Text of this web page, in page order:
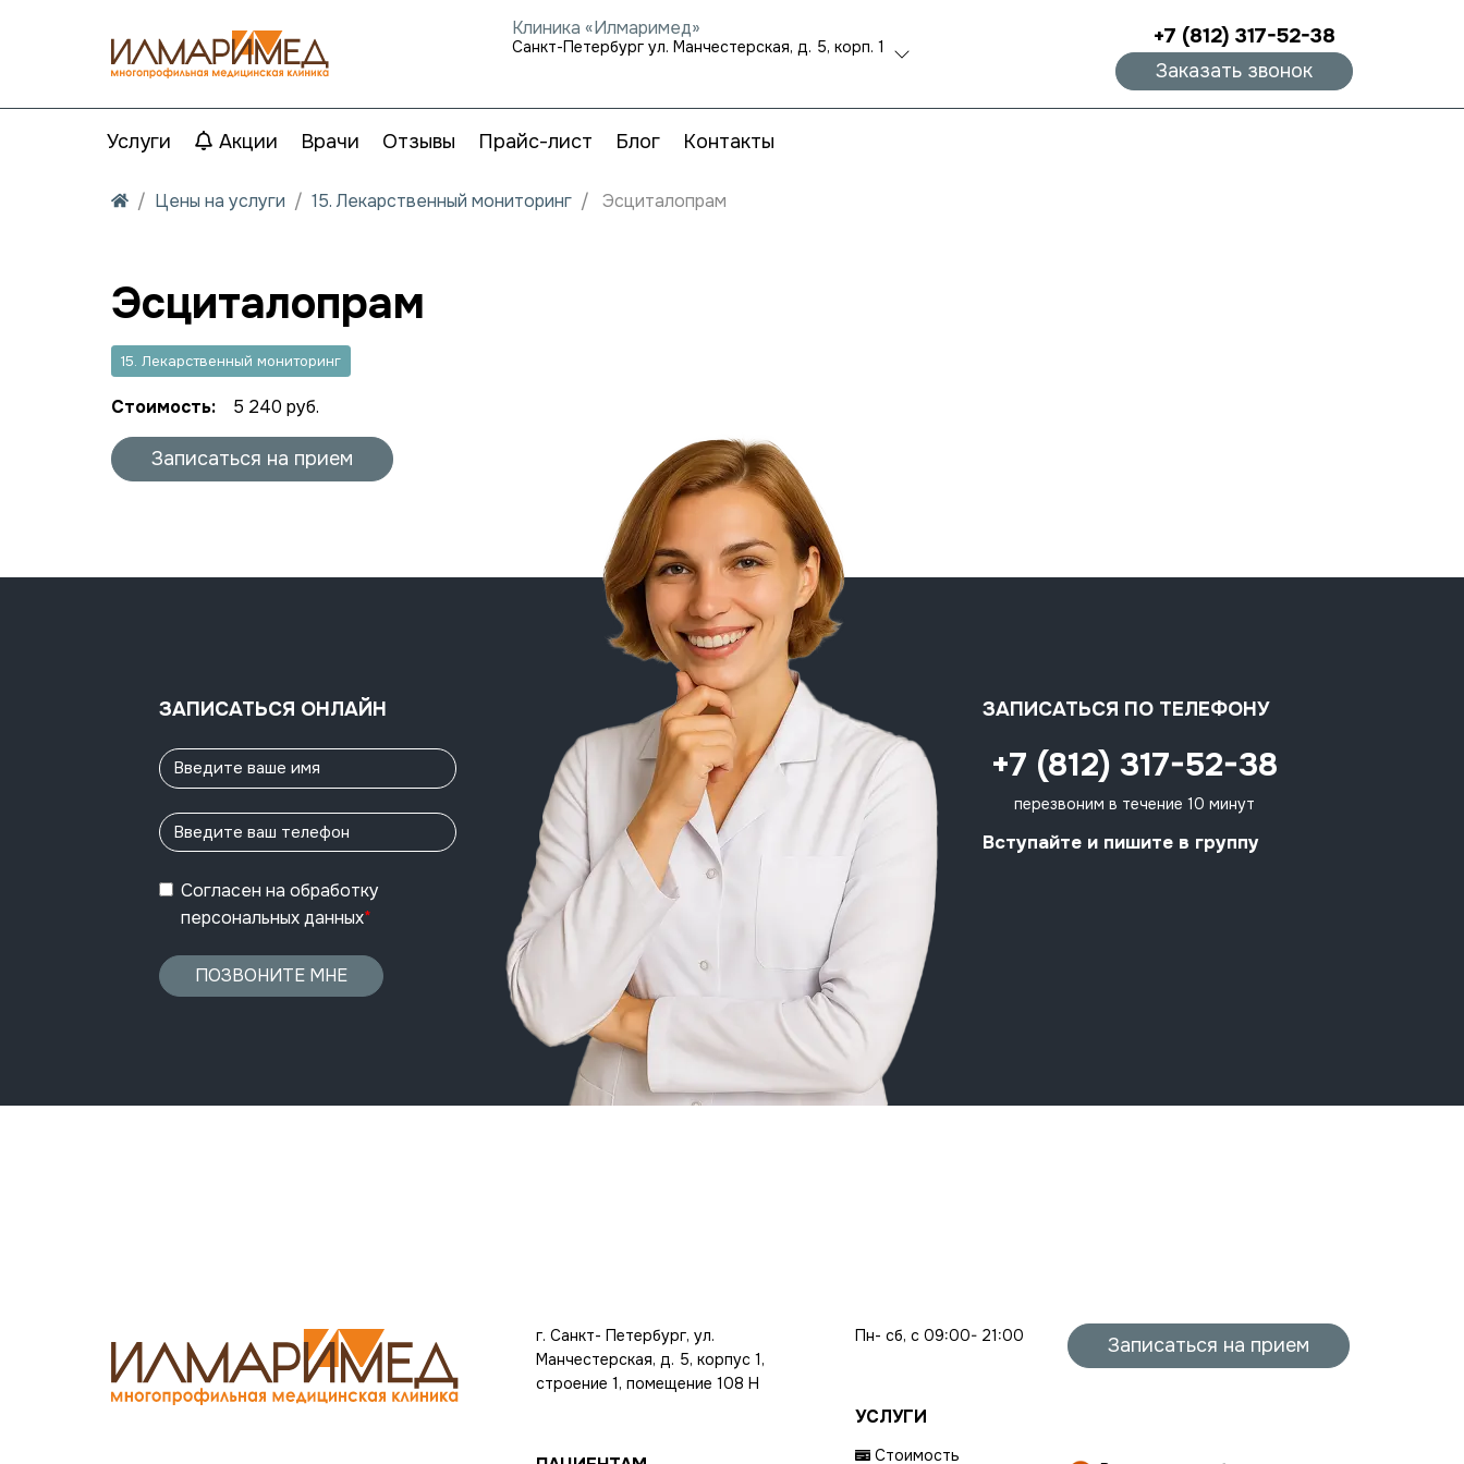
Клиника «Илмаримед»
Санкт-Петербург ул. Манчестерская, д. 5, корп. 1 +7 (812) 317-52-38
Заказать звонок
Услуги Акции Врачи Отзывы Прайс-лист Блог Контакты
Цены на услуги 15. Лекарственный мониторинг Эсциталопрам
Эсциталопрам
15. Лекарственный мониторинг
Стоимость: 5 240 руб.
Записаться на прием
ЗАПИСАТЬСЯ ОНЛАЙН
Согласен на обработку
персональных данных*
ПОЗВОНИТЕ МНЕ
ЗАПИСАТЬСЯ ПО ТЕЛЕФОНУ
+7 (812) 317-52-38
перезвоним в течение 10 минут
Вступайте и пишите в группу
г. Санкт- Петербург, ул.
Манчестерская, д. 5, корпус 1,
строение 1, помещение 108 Н
Пн- сб, с 09:00- 21:00
УСЛУГИ
Стоимость
Записаться на прием